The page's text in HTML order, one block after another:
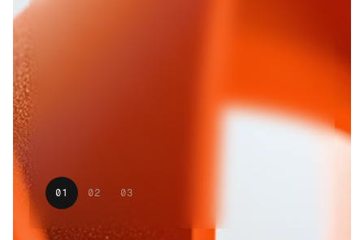
01 02 03
Entenda como o Digital Growth da Dexa une
estratégia, SEO, conteúdo, social e mídia em uma